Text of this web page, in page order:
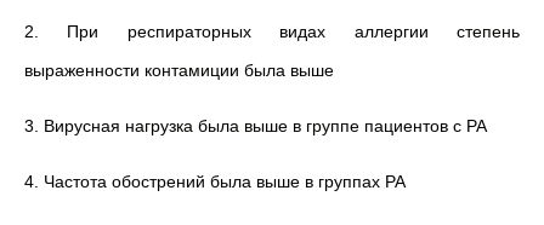
2. При респираторных видах аллергии степень
выраженности контамиции была выше
3. Вирусная нагрузка была выше в группе пациентов с РА
4. Частота обострений была выше в группах РА